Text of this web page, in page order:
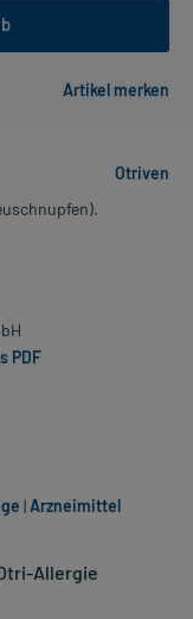
Otriven
PDF
Allergie
|Arzneimittel